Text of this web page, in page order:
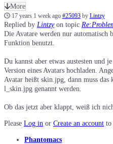
More
17 years 1 week ago #25093 by Lintzy
Replied by Lintzyon topic
Die Avatare werden nur automatisch
Funktion benutzt.
Du kannst aber etwas austesten und
Version eines Avatars hochladen.
Avatar heißt skin.jpg, dann muss das
l_skin.jpg genannt werden.
Ob das jetzt aber klappt, weiß ich
Please Log in or Create an account to
Phantomacs